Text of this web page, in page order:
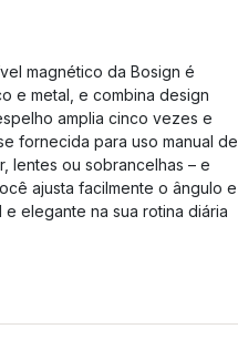
magnético da Bosign é
e metal, e combina design
amplia cinco vezes e
fornecida para uso manual de
lentes ou sobrancelhas – e
ajusta facilmente o ângulo e
elegante na sua rotina diária